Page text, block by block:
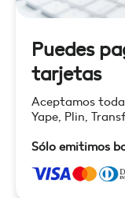
Puedes
tarjetas
Aceptamos
Yape, Plin,
Sólo emitimos